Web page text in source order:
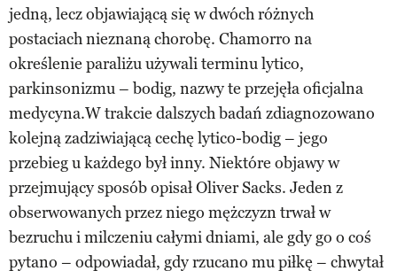
jedną, lecz objawiającą się w dwóch różnych
postaciach nieznaną chorobę. Chamorro na
określenie paraliżu używali terminu lytico,
parkinsonizmu – bodig, nazwy te przejęła oficjalna
medycyna.W trakcie dalszych badań zdiagnozowano
kolejną zadziwiającą cechę lytico-bodig – jego
przebieg u każdego był inny. Niektóre objawy w
przejmujący sposób opisał Oliver Sacks. Jeden z
obserwowanych przez niego mężczyzn trwał w
bezruchu i milczeniu całymi dniami, ale gdy go o coś
pytano – odpowiadał, gdy rzucano mu piłkę – chwytał